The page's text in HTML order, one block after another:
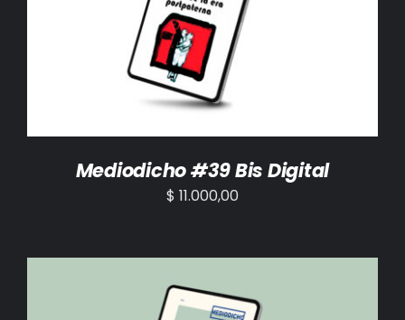
AÑADIR AL CARRITO /
Mediodicho #39 Bis Digital
$ 11.000,00